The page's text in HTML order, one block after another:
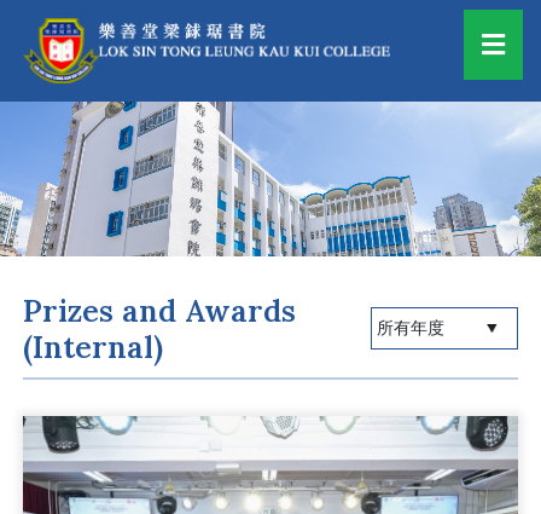
Prizes and Awards
(Internal)